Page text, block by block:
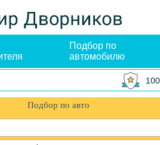
Подбор по
автомобилю
Подбор по авто